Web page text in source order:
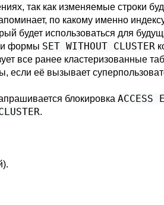
так как изменяемые строки
по какому именно
будет использоваться для
формы SET WITHOUT CLUSTER
все ранее кластеризованные
если её вызывает
блокировка ACCESS
.